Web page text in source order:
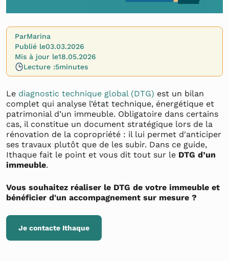
ParMarina
Publié le03.03.2026
Mis à jour le18.05.2026
Lecture :5minutes
Le diagnostic technique global (DTG) est un bilan
complet qui analyse l’état technique, énergétique et
patrimonial d’un immeuble. Obligatoire dans certains
cas, il constitue un document stratégique lors de la
rénovation de la copropriété : il lui permet d'anticiper
ses travaux plutôt que de les subir. Dans ce guide,
Ithaque fait le point et vous dit tout sur le DTG d’un
immeuble.
Vous souhaitez réaliser le DTG de votre immeuble et
bénéficier d'un accompagnement sur mesure ?
Je contacte Ithaque